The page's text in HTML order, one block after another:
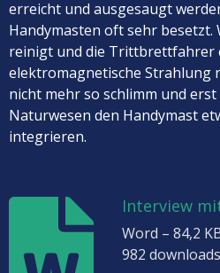
erreicht und ausgesaugt
Handymasten oft sehr besetzt.
reinigt und die Trittbrettfahrer
elektromagnetische Strahlung
nicht mehr so schlimm und
Naturwesen den Handymast
integrieren.
Interview
Word – 84,2
982 downloads